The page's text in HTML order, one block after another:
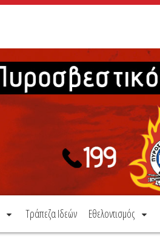
Τράπεζα Ιδεών Εθελοντισμός